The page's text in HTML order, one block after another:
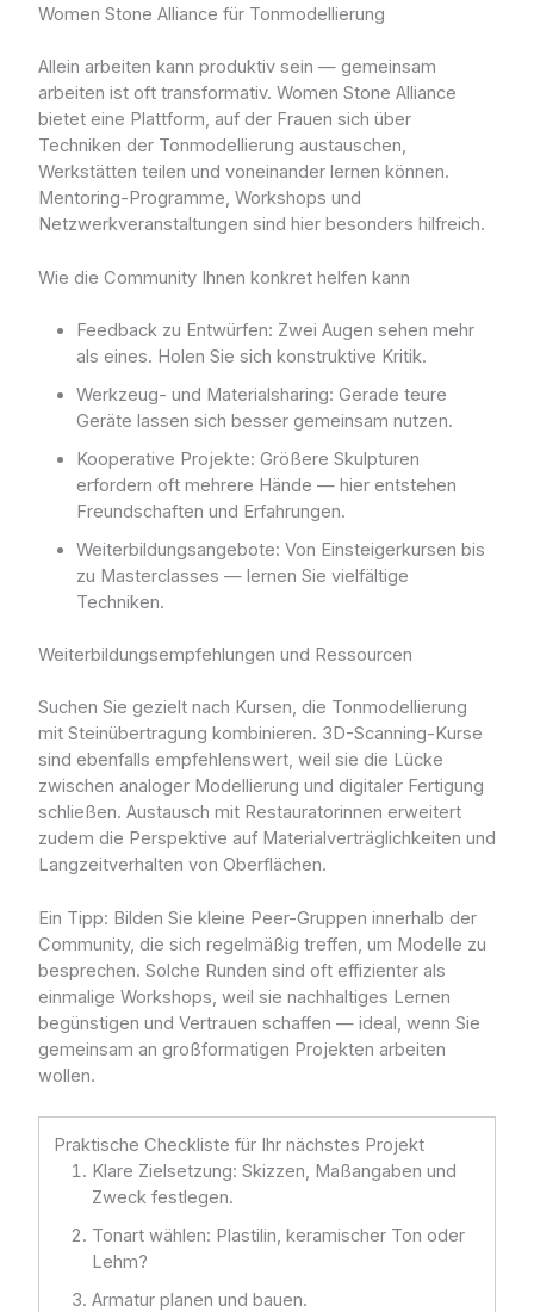
Women Stone Alliance für Tonmodellierung
Allein arbeiten kann produktiv sein — gemeinsam
arbeiten ist oft transformativ. Women Stone Alliance
bietet eine Plattform, auf der Frauen sich über
Techniken der Tonmodellierung austauschen,
Werkstätten teilen und voneinander lernen können.
Mentoring-Programme, Workshops und
Netzwerkveranstaltungen sind hier besonders hilfreich.
Wie die Community Ihnen konkret helfen kann
Feedback zu Entwürfen: Zwei Augen sehen mehr
als eines. Holen Sie sich konstruktive Kritik.
Werkzeug- und Materialsharing: Gerade teure
Geräte lassen sich besser gemeinsam nutzen.
Kooperative Projekte: Größere Skulpturen
erfordern oft mehrere Hände — hier entstehen
Freundschaften und Erfahrungen.
Weiterbildungsangebote: Von Einsteigerkursen bis
zu Masterclasses — lernen Sie vielfältige
Techniken.
Weiterbildungsempfehlungen und Ressourcen
Suchen Sie gezielt nach Kursen, die Tonmodellierung
mit Steinübertragung kombinieren. 3D-Scanning-Kurse
sind ebenfalls empfehlenswert, weil sie die Lücke
zwischen analoger Modellierung und digitaler Fertigung
schließen. Austausch mit Restauratorinnen erweitert
zudem die Perspektive auf Materialverträglichkeiten und
Langzeitverhalten von Oberflächen.
Ein Tipp: Bilden Sie kleine Peer-Gruppen innerhalb der
Community, die sich regelmäßig treffen, um Modelle zu
besprechen. Solche Runden sind oft effizienter als
einmalige Workshops, weil sie nachhaltiges Lernen
begünstigen und Vertrauen schaffen — ideal, wenn Sie
gemeinsam an großformatigen Projekten arbeiten
wollen.
Praktische Checkliste für Ihr nächstes Projekt
Klare Zielsetzung: Skizzen, Maßangaben und
Zweck festlegen.
Tonart wählen: Plastilin, keramischer Ton oder
Lehm?
Armatur planen und bauen.